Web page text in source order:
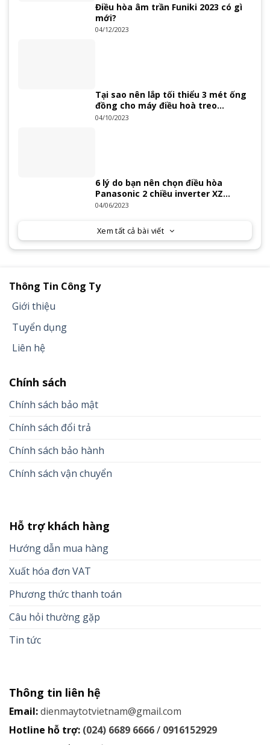
Điều hòa âm trần Funiki 2023 có gì
mới?
04/12/2023
Tại sao nên lắp tối thiểu 3 mét ống
đồng cho máy điều hoà treo
tường?
04/10/2023
6 lý do bạn nên chọn điều hòa
Panasonic 2 chiều inverter XZ
Series 2023
04/06/2023
Xem tất cả bài viết
Thông Tin Công Ty
Giới thiệu
Tuyển dụng
Liên hệ
Chính sách
Chính sách bảo mật
Chính sách đổi trả
Chính sách bảo hành
Chính sách vận chuyển
Hỗ trợ khách hàng
Hướng dẫn mua hàng
Xuất hóa đơn VAT
Phương thức thanh toán
Câu hỏi thường gặp
Tin tức
Thông tin liên hệ
Email:dienmaytotvietnam@gmail.com
Hotline hỗ trợ: (024) 6689 6666/ 0916152929